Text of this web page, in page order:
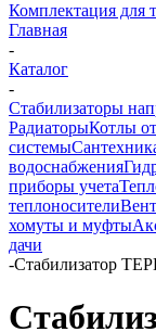
Комплектация для
Главная
-
Каталог
-
Стабилизаторы
РадиаторыКотлы
системы
водоснабжения
приборы учета
теплоносители
хомуты и муфты
дачи
-Стабилизатор